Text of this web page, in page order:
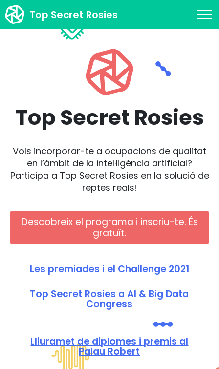
Top Secret Rosies
Top Secret Rosies
Vols incorporar-te a ocupacions de qualitat
en l’àmbit de la intel·ligència artificial?
Participa a Top Secret Rosies en la solució de
reptes reals!
Descobreix el programa i inscriu-te. És
gratuït.
Les premiades i el Challenge 2021
Top Secret Rosies a AI & Big Data
Congress
Lliuramet de diplomes i premis al
Palau Robert